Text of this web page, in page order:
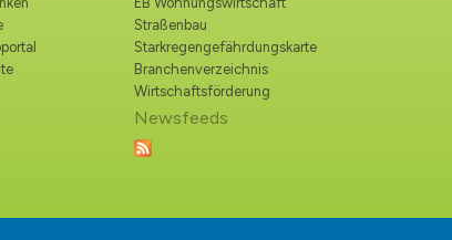
Straßenbau
Starkregengefährdungskarte
Branchenverzeichnis
Wirtschaftsförderung
Newsfeeds